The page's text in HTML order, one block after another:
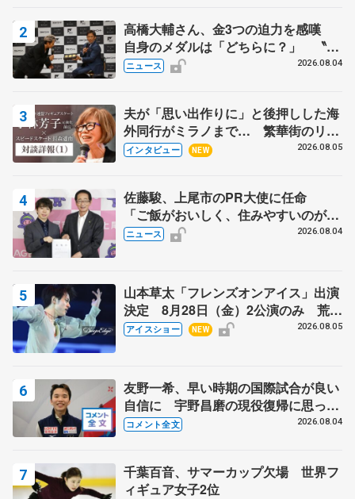
高橋大輔さん、金3つの迫力を感嘆
自身のメダルは「どちらに？」 〝リ
ス兄弟〟オリンピック3連覇の野村忠
ニュース 2026.08.04
夫が「思い出作りに」と後押しした海
外同行がミラノまで… 繁華街のリン
クでは不良のお兄さんも味方に 小林
インタビュー NEW 2026.08.05
佐藤駿、上尾市のPR大使に任命
「ご飯がおいしく、住みやすいのが魅
力」
ニュース 2026.08.04
山本草太「フレンズオンアイス」出演
決定 8月28日（金）2公演のみ 荒川
静香さんプロデュース、20周年のアイ
アイスショー NEW 2026.08.05
友野一希、早い時期の国際試合が良い
自信に 宇野昌磨の現役復帰に思って
いること 【アジアンオープントロフ
コメント全文 2026.08.04
千葉百音、サマーカップ欠場 世界フ
ィギュア女子2位